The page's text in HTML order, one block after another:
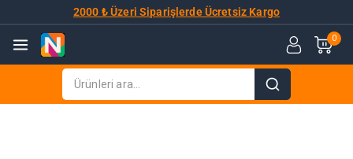
2000 ₺ Üzeri Siparişlerde Ücretsiz Kargo
0